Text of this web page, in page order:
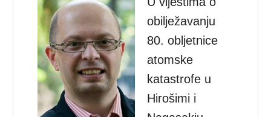
obilježavanju
80. obljetnice
atomske
katastrofe u
Hirošimi i